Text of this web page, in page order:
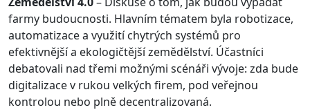
farmy budoucnosti. Hlavním tématem byla robotizace,
automatizace a využití chytrých systémů pro
efektivnější a ekologičtější zemědělství. Účastníci
debatovali nad třemi možnými scénáři vývoje: zda bude
digitalizace v rukou velkých firem, pod veřejnou
kontrolou nebo plně decentralizovaná.